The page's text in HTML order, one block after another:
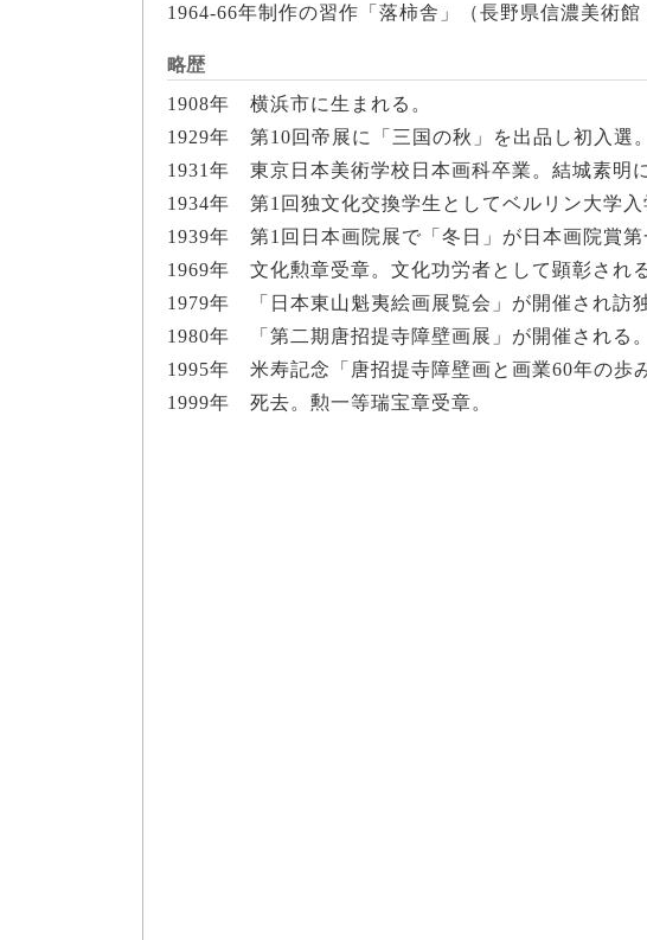
1964-66年制作の習作「落柿舎」（長野県信濃美術館
略歴
1908年 横浜市に生まれる。
1929年 第10回帝展に「三国の秋」を出品し初入選。
1931年 東京日本美術学校日本画科卒業。結城素明
1934年 第1回独文化交換学生としてベルリン大学入
1939年 第1回日本画院展で「冬日」が日本画院賞第
1969年 文化勲章受章。文化功労者として顕彰される
1979年 「日本東山魁夷絵画展覧会」が開催され訪独
1980年 「第二期唐招提寺障壁画展」が開催される。
1995年 米寿記念「唐招提寺障壁画と画業60年の歩
1999年 死去。勲一等瑞宝章受章。